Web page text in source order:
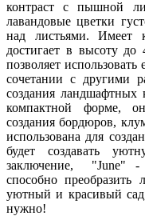
контраст с пышной
лавандовые цветки
над листьями. Имеет
достигает в высоту
позволяет
сочетании с другими
создания ландшафтных
компактной форме,
создания бордюров,
использована для
будет создавать
заключение, "June" -
способно
уютный и красивый
нужно!